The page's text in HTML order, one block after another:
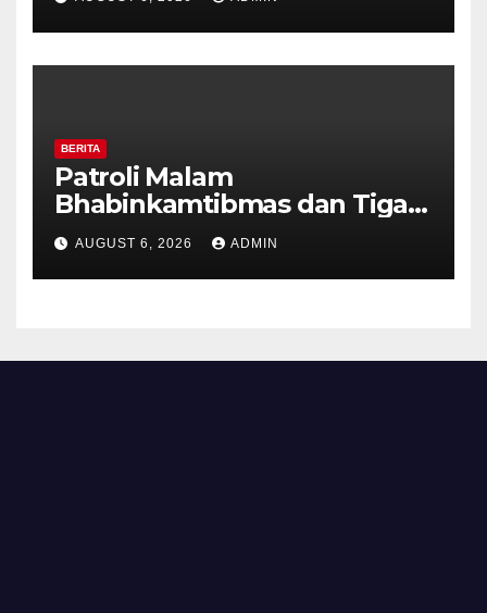
Perkuat Kamtibmas, Warga
Diajak Aktifkan Ronda
BERITA
Patroli Malam
Bhabinkamtibmas dan Tiga
Pilar Kelurahan Ungaran
Perkuat Kamtibmas, Warga
Diajak Aktifkan Ronda
AUGUST 6, 2026 ADMIN